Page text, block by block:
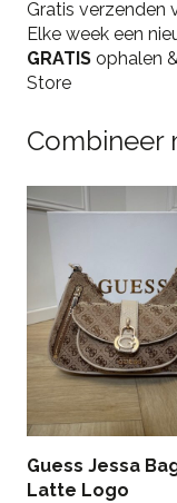
Gratis verzenden
Elke week een
GRATIS ophalen
Store
Combineer
Guess Jessa
Latte Logo